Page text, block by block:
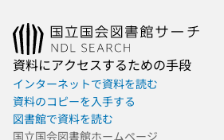
資料にアクセスするための手段
インターネットで資料を読む
資料のコピーを入手する
図書館で資料を読む
国立国会図書館ホームページ